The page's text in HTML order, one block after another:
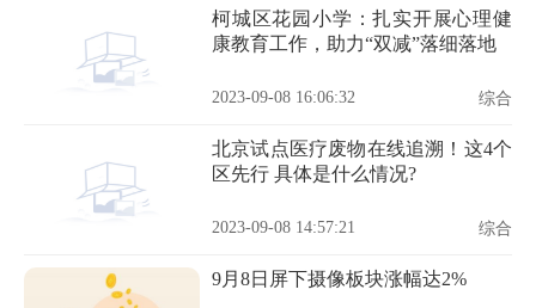
柯城区花园小学：扎实开展心理健
康教育工作，助力“双减”落细落地
2023-09-08 16:06:32 综合
北京试点医疗废物在线追溯！这4个
区先行 具体是什么情况?
2023-09-08 14:57:21 综合
9月8日屏下摄像板块涨幅达2%